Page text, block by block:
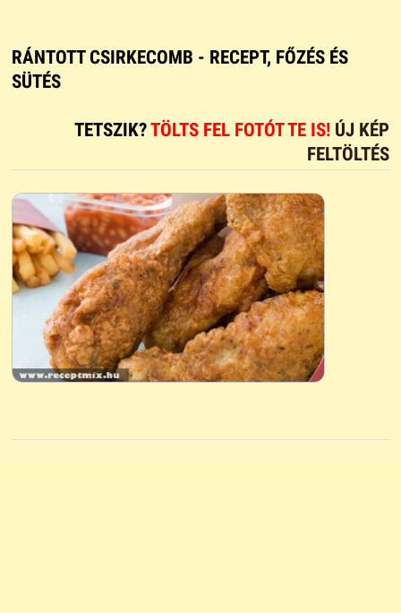
RÁNTOTT CSIRKECOMB - RECEPT, FŐZÉS ÉS
SÜTÉS
TETSZIK?TÖLTS FEL FOTÓT TE IS! ÚJ KÉP
FELTÖLTÉS